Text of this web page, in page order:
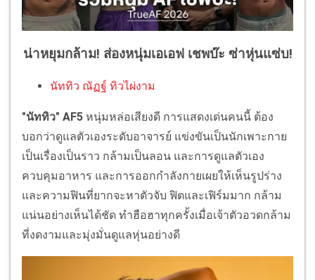
น่าหยุมกล้าม! ส่องหนุ่มเอเอฟ เชพบ๊ะ ซ่าหุ่นแซ่บ!
นัททิว ณัฏฐ์ ทิวไผ่งาม
"นัททิว" AF5 หนุ่มหล่อเสียงดี การแสดงเด่นคนนี้ ต้อง
บอกว่าดูแลตัวเองระดับอาจารย์ แข่งขันเป็นนักเพาะกาย
เป็นเรื่องเป็นราว กล้ามเป็นลอน และการดูแลตัวเอง
ควบคุมอาหาร และการออกกำลังกายเผยให้เห็นรูปร่าง
และความฟินที่ยากจะหาตัวจับ ฟิตและเฟิร์มมาก กล้าม
แน่นอย่างเห็นได้ชัด ทำฮือฮาทุกครั้งเมื่อเจ้าตัวอวดกล้าม
ที่งดงามและมุ่งมั่นดูแลหุ่นอย่างดี